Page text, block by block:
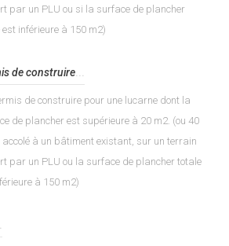
par un PLU ou si la surface de plancher
inférieure à 150 m2)
de construire...
de construire pour une lucarne dont la
de plancher est supérieure à 20 m2. (ou 40
accolé à un bâtiment existant, sur un terrain
par un PLU ou la surface de plancher totale
à 150 m2)